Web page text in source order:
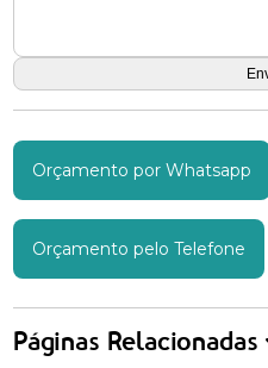
Orçamento por Whatsapp
Orçamento pelo Telefone
Páginas Relacionadas